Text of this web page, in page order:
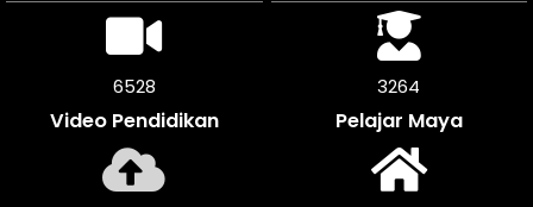
7236
Video Pendidikan
3615
Pelajar Maya